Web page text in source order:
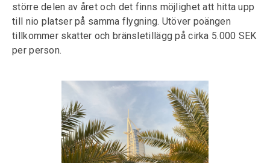
större delen av året och det finns möjlighet att hitta upp
till nio platser på samma flygning. Utöver poängen
tillkommer skatter och bränsletillägg på cirka 5.000 SEK
per person.